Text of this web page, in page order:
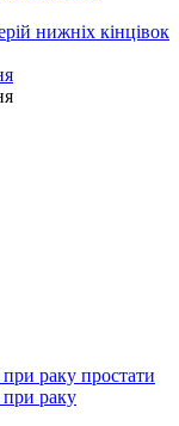
нижніх кінцівок
раку простати
при раку